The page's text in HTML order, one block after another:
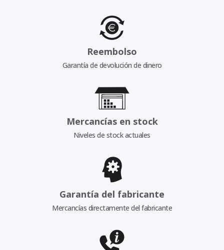
Reembolso
Garantía de devolución de dinero
Mercancías en stock
Niveles de stock actuales
Garantía del fabricante
Mercancías directamente del fabricante